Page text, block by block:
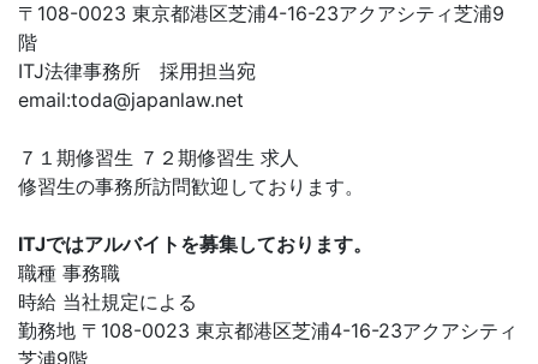
〒108-0023 東京都港区芝浦4-16-23アクアシティ芝浦9
階
ITJ法律事務所 採用担当宛
email:toda@japanlaw.net
７１期修習生 ７２期修習生 求人
修習生の事務所訪問歓迎しております。
ITJではアルバイトを募集しております。
職種 事務職
時給 当社規定による
勤務地 〒108-0023 東京都港区芝浦4-16-23アクアシティ
芝浦9階